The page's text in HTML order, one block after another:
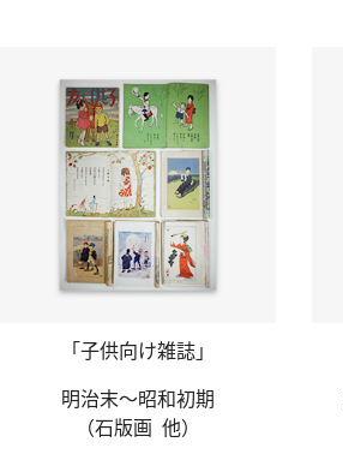
「子供向け雑誌」
明治末～昭和初期
（石版画 他）